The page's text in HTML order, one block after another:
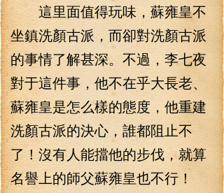
這里面值得玩味，蘇雍皇不
坐鎮洗顏古派，而卻對洗顏古派
的事情了解甚深。不過，李七夜
對于這件事，他不在乎大長老、
蘇雍皇是怎么樣的態度，他重建
洗顏古派的決心，誰都阻止不
了！沒有人能擋他的步伐，就算
名譽上的師父蘇雍皇也不行！